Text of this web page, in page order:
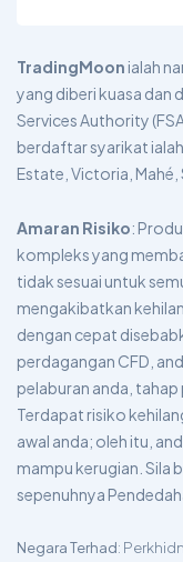
TradingMoon ialah
yang diberi kuasa dan
Services Authority
berdaftar syarikat
Estate, Victoria, Mahé,
Amaran Risiko:
kompleks yang
tidak sesuai untuk
mengakibatkan
dengan cepat
perdagangan CFD,
pelaburan anda,
Terdapat risiko
awal anda; oleh itu,
mampu kerugian. Sila
sepenuhnya
Negara Terhad: